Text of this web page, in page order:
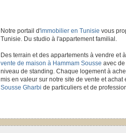
Notre portail d'immobilier en Tunisie vous
Tunisie. Du studio à l'appartement familial.
Des terrain et des appartements à vendre et à
vente de maison à Hammam Sousse avec
niveau de standing. Chaque logement à
mis en valeur sur notre site de vente et achat
Sousse Gharbi de particuliers et de